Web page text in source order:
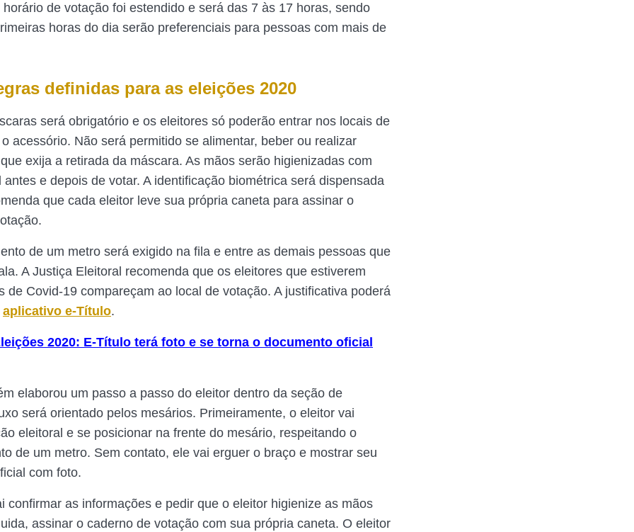
de votação foi estendido e será das 7 às 17 horas, sendo
horas do dia serão preferenciais para pessoas com mais de
definidas para as eleições 2020
será obrigatório e os eleitores só poderão entrar nos locais de
acessório. Não será permitido se alimentar, beber ou realizar
exija a retirada da máscara. As mãos serão higienizadas com
antes e depois de votar. A identificação biométrica será dispensada
que cada eleitor leve sua própria caneta para assinar o
de um metro será exigido na fila e entre as demais pessoas que
A Justiça Eleitoral recomenda que os eleitores que estiverem
de Covid-19 compareçam ao local de votação. A justificativa poderá
aplicativo e-Título.
2020: E-Título terá foto e se torna o documento oficial
elaborou um passo a passo do eleitor dentro da seção de
será orientado pelos mesários. Primeiramente, o eleitor vai
eleitoral e se posicionar na frente do mesário, respeitando o
de um metro. Sem contato, ele vai erguer o braço e mostrar seu
com foto.
confirmar as informações e pedir que o eleitor higienize as mãos
assinar o caderno de votação com sua própria caneta. O eleitor